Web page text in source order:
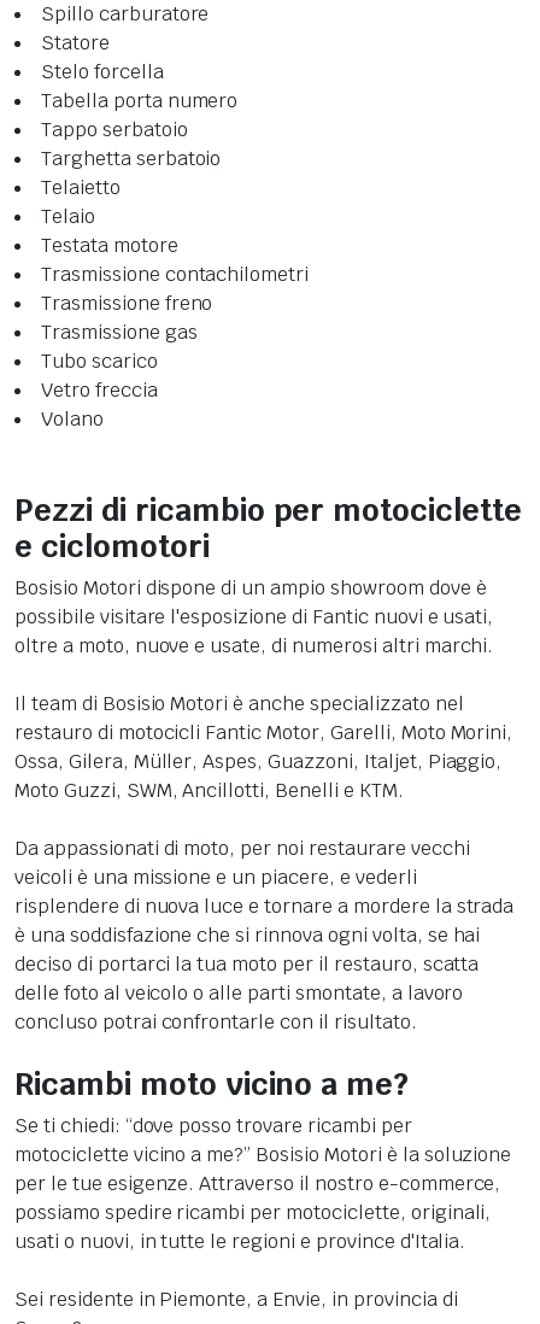
Spillo carburatore
Statore
Stelo forcella
Tabella porta numero
Tappo serbatoio
Targhetta serbatoio
Telaietto
Telaio
Testata motore
Trasmissione contachilometri
Trasmissione freno
Trasmissione gas
Tubo scarico
Vetro freccia
Volano
Pezzi di ricambio per motociclette
e ciclomotori
Bosisio Motori dispone di un ampio showroom dove è
possibile visitare l'esposizione di Fantic nuovi e usati,
oltre a moto, nuove e usate, di numerosi altri marchi.
Il team di Bosisio Motori è anche specializzato nel
restauro di motocicli Fantic Motor, Garelli, Moto Morini,
Ossa, Gilera, Müller, Aspes, Guazzoni, Italjet, Piaggio,
Moto Guzzi, SWM, Ancillotti, Benelli e KTM.
Da appassionati di moto, per noi restaurare vecchi
veicoli è una missione e un piacere, e vederli
risplendere di nuova luce e tornare a mordere la strada
è una soddisfazione che si rinnova ogni volta, se hai
deciso di portarci la tua moto per il restauro, scatta
delle foto al veicolo o alle parti smontate, a lavoro
concluso potrai confrontarle con il risultato.
Ricambi moto vicino a me?
Se ti chiedi: “dove posso trovare ricambi per
motociclette vicino a me?” Bosisio Motori è la soluzione
per le tue esigenze. Attraverso il nostro e-commerce,
possiamo spedire ricambi per motociclette, originali,
usati o nuovi, in tutte le regioni e province d'Italia.
Sei residente in Piemonte, a Envie, in provincia di